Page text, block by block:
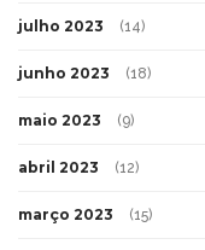
julho 2023 (14)
junho 2023 (18)
maio 2023 (9)
abril 2023 (12)
março 2023 (15)